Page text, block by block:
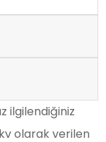
ilgilendiğiniz
olarak verilen